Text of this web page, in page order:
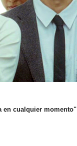
en cualquier momento"